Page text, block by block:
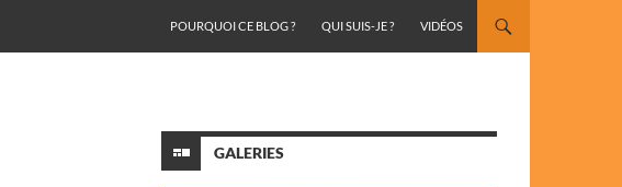
POURQUOI CE BLOG ?
QUI SUIS-JE ? VIDÉOS
GALERIES